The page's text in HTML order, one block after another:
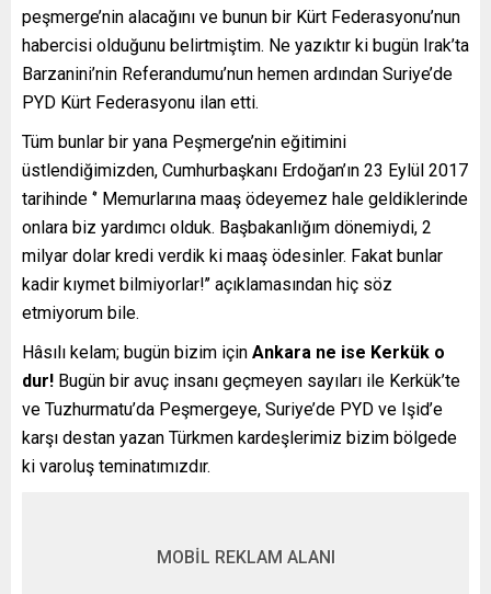
peşmerge’nin alacağını ve bunun bir Kürt Federasyonu’nun
habercisi olduğunu belirtmiştim. Ne yazıktır ki bugün Irak’ta
Barzanini’nin Referandumu’nun hemen ardından Suriye’de
PYD Kürt Federasyonu ilan etti.
Tüm bunlar bir yana Peşmerge’nin eğitimini
üstlendiğimizden, Cumhurbaşkanı Erdoğan’ın 23 Eylül 2017
tarihinde ‘’ Memurlarına maaş ödeyemez hale geldiklerinde
onlara biz yardımcı olduk. Başbakanlığım dönemiydi, 2
milyar dolar kredi verdik ki maaş ödesinler. Fakat bunlar
kadir kıymet bilmiyorlar!’’ açıklamasından hiç söz
etmiyorum bile.
Hâsılı kelam; bugün bizim için Ankara ne ise Kerkük o
dur! Bugün bir avuç insanı geçmeyen sayıları ile Kerkük’te
ve Tuzhurmatu’da Peşmergeye, Suriye’de PYD ve Işid’e
karşı destan yazan Türkmen kardeşlerimiz bizim bölgede
ki varoluş teminatımızdır.
MOBİL REKLAM ALANI